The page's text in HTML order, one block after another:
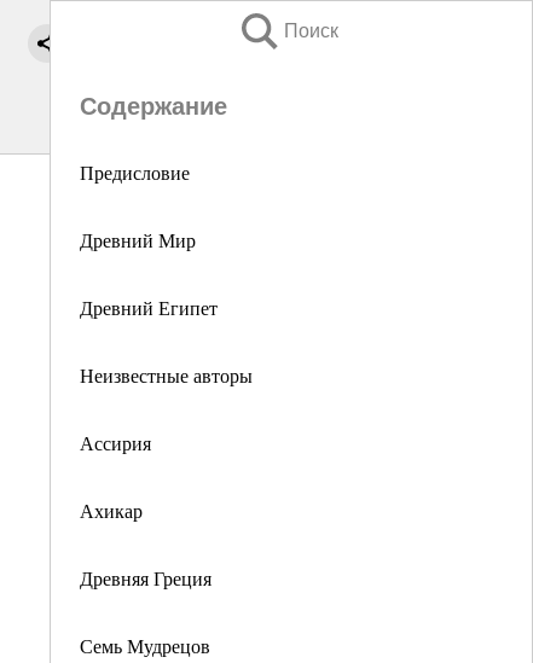
Поиск
Содержание
Предисловие
Древний Мир
Древний Египет
Неизвестные авторы
Ассирия
Ахикар
Древняя Греция
Семь Мудрецов